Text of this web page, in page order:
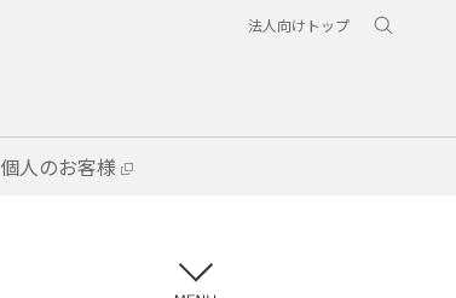
法人向けトップ
個人のお客様